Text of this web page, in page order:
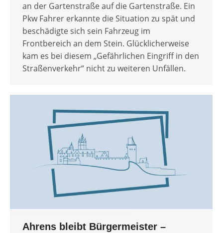
an der Gartenstraße auf die Gartenstraße. Ein
Pkw Fahrer erkannte die Situation zu spät und
beschädigte sich sein Fahrzeug im
Frontbereich an dem Stein. Glücklicherweise
kam es bei diesem „Gefährlichen Eingriff in den
Straßenverkehr“ nicht zu weiteren Unfällen.
Ahrens bleibt Bürgermeister –